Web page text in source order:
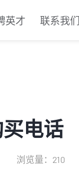
英才 联系我们
电话
浏览量：210